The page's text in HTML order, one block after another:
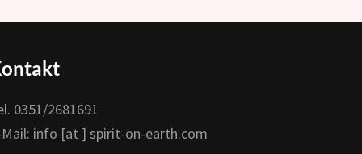
Um das Abonnement abzuschließen ist es nötig
Folgendem zuzustimmen:
0351/2681691
Mail: info [at ] spirit-on-earth.com